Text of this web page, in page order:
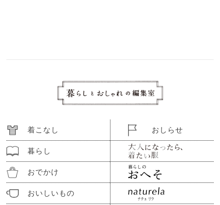
着こなし
暮らし
おでかけ
おいしいもの
おしらせ